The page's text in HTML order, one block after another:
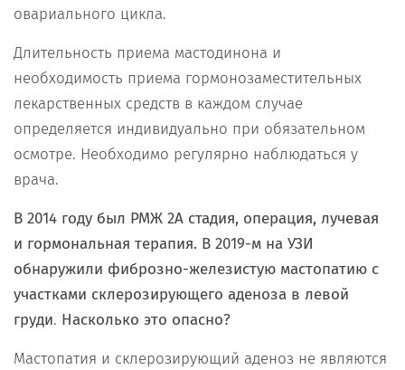
овариального цикла.
Длительность приема мастодинона и
необходимость приема гормонозаместительных
лекарственных средств в каждом случае
определяется индивидуально при обязательном
осмотре. Необходимо регулярно наблюдаться у
врача.
В 2014 году был РМЖ 2А стадия, операция, лучевая
и гормональная терапия. В 2019-м на УЗИ
обнаружили фиброзно-железистую мастопатию с
участками склерозирующего аденоза в левой
груди. Насколько это опасно?
Мастопатия и склерозирующий аденоз не являются